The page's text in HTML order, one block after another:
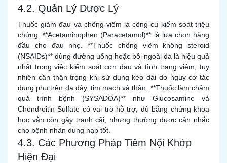
4.2. Quản Lý Dược Lý
Thuốc giảm đau và chống viêm là công cụ kiểm soát triệu
chứng. **Acetaminophen (Paracetamol)** là lựa chọn hàng
đầu cho đau nhẹ. **Thuốc chống viêm không steroid
(NSAIDs)** dùng đường uống hoặc bôi ngoài da là hiệu quả
nhất trong việc kiểm soát cơn đau và tình trạng viêm, tuy
nhiên cần thận trọng khi sử dụng kéo dài do nguy cơ tác
dụng phụ trên dạ dày, tim mạch và thận. **Thuốc làm chậm
quá trình bệnh (SYSADOA)** như Glucosamine và
Chondroitin Sulfate có vai trò hỗ trợ, dù bằng chứng khoa
học vẫn còn gây tranh cãi, nhưng thường được cân nhắc
cho bệnh nhân dung nạp tốt.
4.3. Các Phương Pháp Tiêm Nội Khớp
Hiện Đại